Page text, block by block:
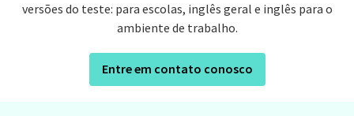
versões do teste: para escolas, inglês geral e inglês para o
ambiente de trabalho.
Entre em contato conosco